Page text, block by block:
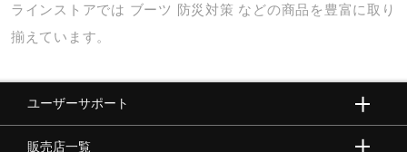
ラインストアでは ブーツ 防災対策 などの商品を豊富に取り
揃えています。
ユーザーサポート
販売店一覧